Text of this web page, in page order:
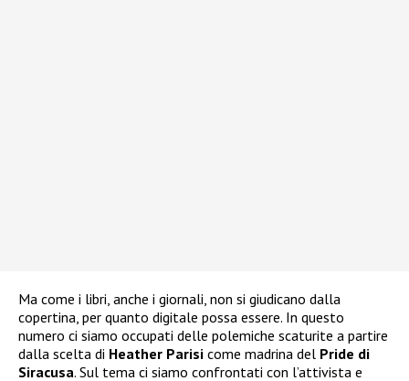
Ma come i libri, anche i giornali, non si giudicano dalla
copertina, per quanto digitale possa essere. In questo
numero ci siamo occupati delle polemiche scaturite a partire
dalla scelta di Heather Parisi come madrina del Pride di
Siracusa. Sul tema ci siamo confrontati con l’attivista e